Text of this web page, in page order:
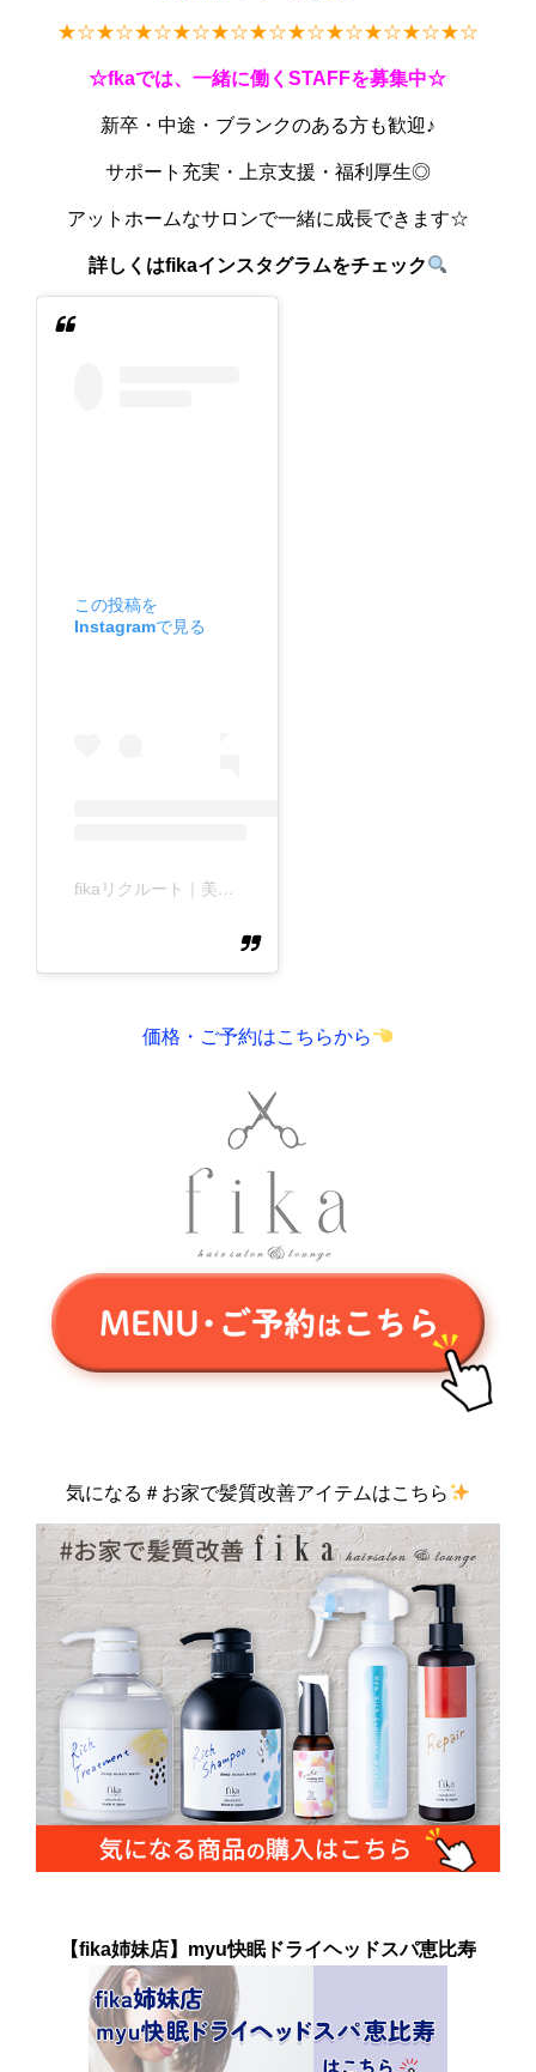
★☆★☆★☆★☆★☆★☆★☆★☆★☆★☆★☆
☆fkaでは、一緒に働くSTAFFを募集中☆
新卒・中途・ブランクのある方も歓迎♪
サポート充実・上京支援・福利厚生◎
アットホームなサロンで一緒に成長できます☆
詳しくはfikaインスタグラムをチェック
この投稿を
Instagramで見る
fikaリクルート｜美容師求人｜新卒・既卒募集｜サロン見学｜アルバイト
価格・ご予約はこちらから
気になる＃お家で髪質改善アイテムはこちら
【fika姉妹店】myu快眠ドライヘッドスパ恵比寿